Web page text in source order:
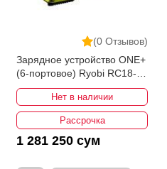
(0 Отзывов)
Зарядное устройство ONE+
(6-портовое) Ryobi RC18-
627 5133002630
Нет в наличии
Рассрочка
1 281 250 сум